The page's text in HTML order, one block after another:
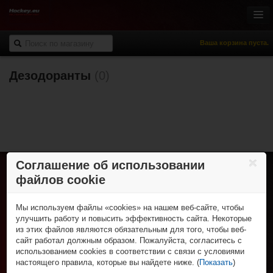
Ваша корзина пуста.
Онлайн-магазин
НХЛ Фан-зона
% Распродажа
Дезодоранты
Соглашение об использовании
файлов cookie
Мы используем файлы «cookies» на нашем веб-сайте, чтобы
улучшить работу и повысить эффективность сайта. Некоторые
из этих файлов являются обязательным для того, чтобы веб-
сайт работал должным образом. Пожалуйста, согласитесь с
использованием cookies в соответствии с связи с условиями
настоящего правила, которые вы найдете ниже. (Показать)
Хоккей с шайбой
Клюшки
Трубы и крюки
Защита игрока
Вратарская экипировка
Для тренера и судьи
Сумки
Роликовые коньки
Клюшки
Колеса, подшипники и зап. части
Защитная экипировка
Экипировка вратаря
Рюкзаки
Спортивная одежда
Футболки и поло
Шорты
Брюки
Толстовки
Спорт и отдых
Фигурные коньки
Роликовые коньки и самокаты
НХЛ Фан-зона
НХЛ сувениры